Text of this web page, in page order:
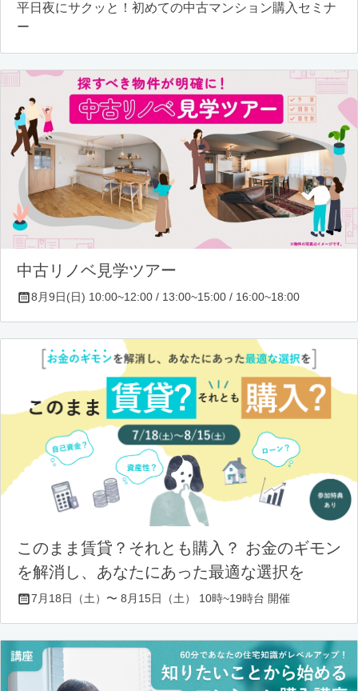
平日夜にサクッと！初めての中古マンション購入セミナ
ー
中古リノベ見学ツアー
8月9日(日) 10:00~12:00 / 13:00~15:00 / 16:00~18:00
このまま賃貸？それとも購入？ お金のギモン
を解消し、あなたにあった最適な選択を
7月18日（土）〜 8月15日（土） 10時~19時台 開催